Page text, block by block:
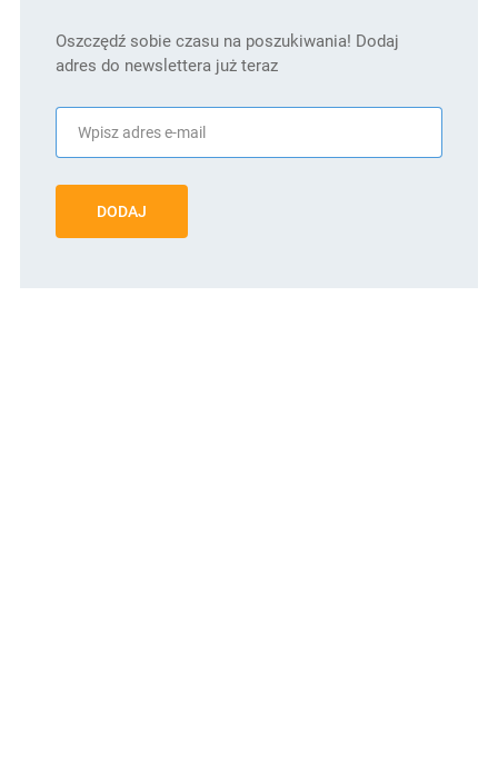
Oszczędź sobie czasu na poszukiwania! Dodaj
adres do newslettera już teraz
DODAJ